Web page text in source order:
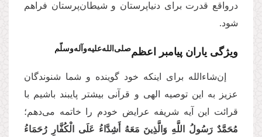
درواقع قدرت برای دنیاپرستان و شیطان‌پرستان فراهم
شود.
ویژگی یاران پیامبر اعظم‌صلی‌‌الله‌‌علیه‌‌و‌‌آله‌‌و‌سلّم
إن‌شاءالله برای اینکه خود گوینده و شما شنوندگان
عزیز به این توصیه الهی و قرآنی بیشتر پایبند باشیم با
قرائت این آیه شریفه عرایض خودم را خاتمه می‌دهم؛
مُحَمَّدٌ رَسُولُ اللَّهِ وَالَّذِينَ مَعَهُ أَشِدَّاءُ عَلَى الْكُفَّارِ رُحَمَاءُ